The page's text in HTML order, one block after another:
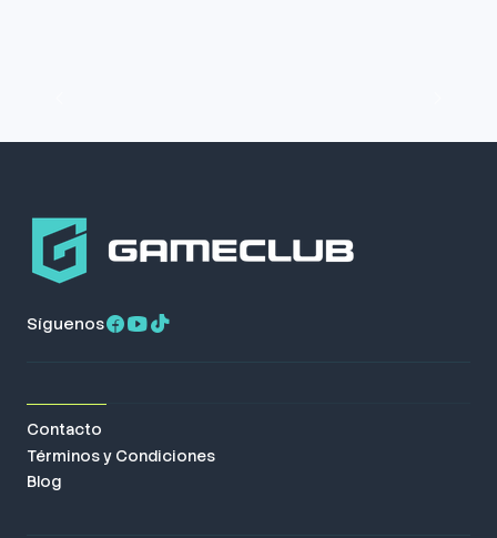
Síguenos
Contacto
Términos y Condiciones
Blog